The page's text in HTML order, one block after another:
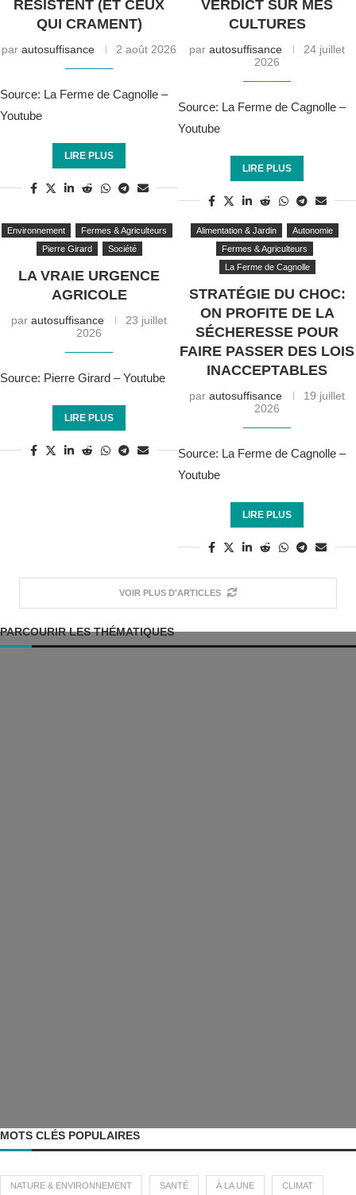
RÉSISTENT (ET CEUX
QUI CRAMENT)
par autosuffisance 2 août 2026
Source: La Ferme de Cagnolle –
Youtube
LIRE PLUS
VERDICT SUR MES
CULTURES
par autosuffisance
24 juillet
2026
Source: La Ferme de Cagnolle –
Youtube
LIRE PLUS
Environnement
Fermes & Agriculteurs
Pierre Girard
Société
LA VRAIE URGENCE
AGRICOLE
par autosuffisance
23 juillet
2026
Source: Pierre Girard – Youtube
LIRE PLUS
Alimentation & Jardin
Autonomie
Fermes & Agriculteurs
La Ferme de Cagnolle
STRATÉGIE DU CHOC:
ON PROFITE DE LA
SÉCHERESSE POUR
FAIRE PASSER DES LOIS
INACCEPTABLES
par autosuffisance
19 juillet
2026
Source: La Ferme de Cagnolle –
Youtube
LIRE PLUS
VOIR PLUS D'ARTICLES
PARCOURIR LES THÉMATIQUES
MOTS CLÉS POPULAIRES
NATURE & ENVIRONNEMENT SANTÉ À LA UNE CLIMAT